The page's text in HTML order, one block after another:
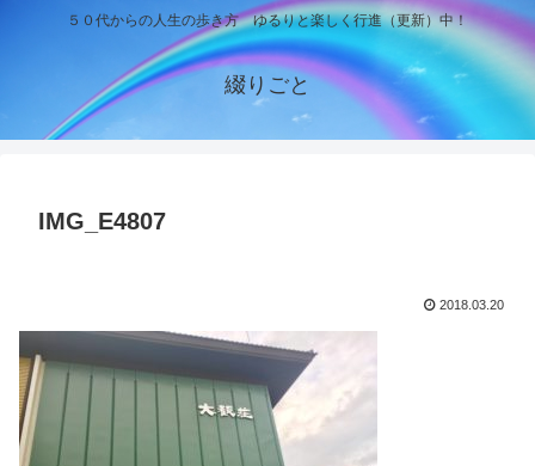
５０代からの人生の歩き方 ゆるりと楽しく行進（更新）中！
綴りごと
IMG_E4807
2018.03.20